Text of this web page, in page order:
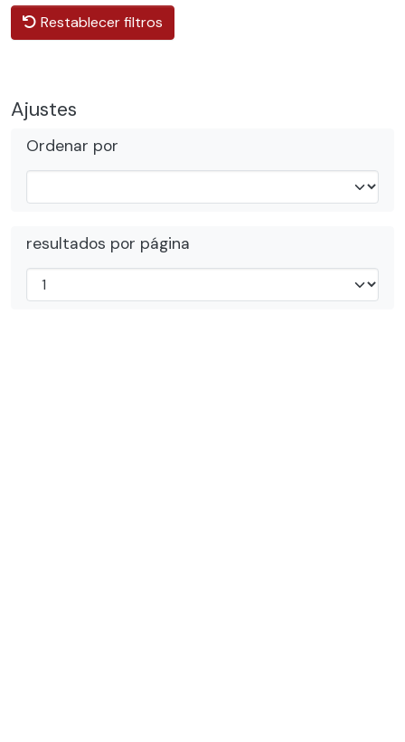
Restablecer filtros
Ajustes
Ordenar por
resultados por página